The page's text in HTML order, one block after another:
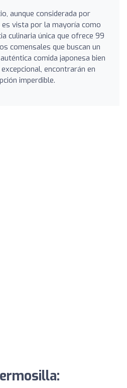
aunque considerada por
vista por la mayoría como
culinaria única que ofrece 99
comensales que buscan un
comida japonesa bien
encontrarán en
imperdible.